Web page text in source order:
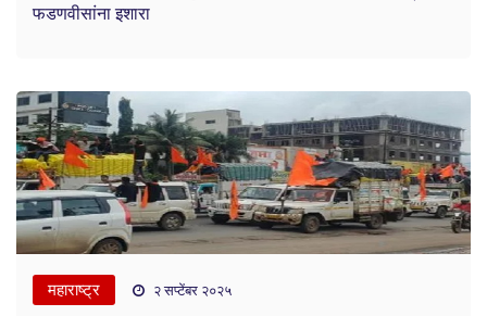
फडणवीसांना इशारा
महाराष्ट्र २ सप्टेंबर २०२५